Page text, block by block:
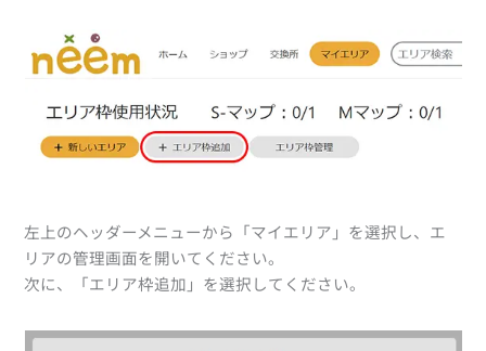
左上のヘッダーメニューから「マイエリア」を選択し、エ
リアの管理画面を開いてください。
次に、「エリア枠追加」を選択してください。